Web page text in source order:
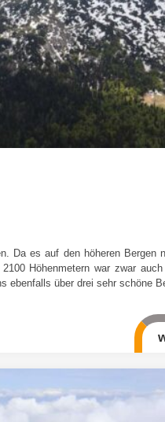
Da es auf den höheren Bergen
Höhenmetern war zwar
ebenfalls über drei sehr schöne